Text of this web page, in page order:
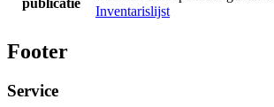
publicatie
Inventarislijst
Footer
Service